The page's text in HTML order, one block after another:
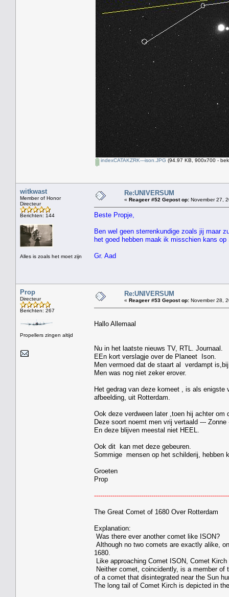
indexCATAKZRK---ison.JPG (94.97 KB, 900x700 -
witkwast
Member of Honor
Directeur
Berichten: 144
Alles is zoals het moet zijn
Re:UNIVERSUM
« Reageer #52 Gepost op: November 27,
Beste Propje,
Ben wel geen sterrenkundige zoals jij maar
het goed hebben maak ik misschien kans
Gr. Aad
Prop
Directeur
Berichten: 267
Propellers zingen altijd
Re:UNIVERSUM
« Reageer #53 Gepost op: November 28,
Hallo Allemaal
Nu in het laatste nieuws TV, RTL. Journaal.
EEn kort verslagje over de Planeet Ison.
Men vermoed dat de staart al verdampt
Men was nog niet zeker erover.
Het gedrag van deze komeet , is als enigste
afbeelding, uit Rotterdam.
Ook deze verdween later ,toen hij achter
Deze soort noemt men vrij vertaald ---
En deze blijven meestal niet HEEL.
Ook dit kan met deze gebeuren.
Sommige mensen op het schilderij, hebben
Groeten
Prop
The Great Comet of 1680 Over Rotterdam
Explanation:
Was there ever another comet like ISON?
Although no two comets are exactly alike,
1680.
Like approaching Comet ISON, Comet
Neither comet, coincidently, is a member of
of a comet that disintegrated near the Sun
The long tail of Comet Kirch is depicted in